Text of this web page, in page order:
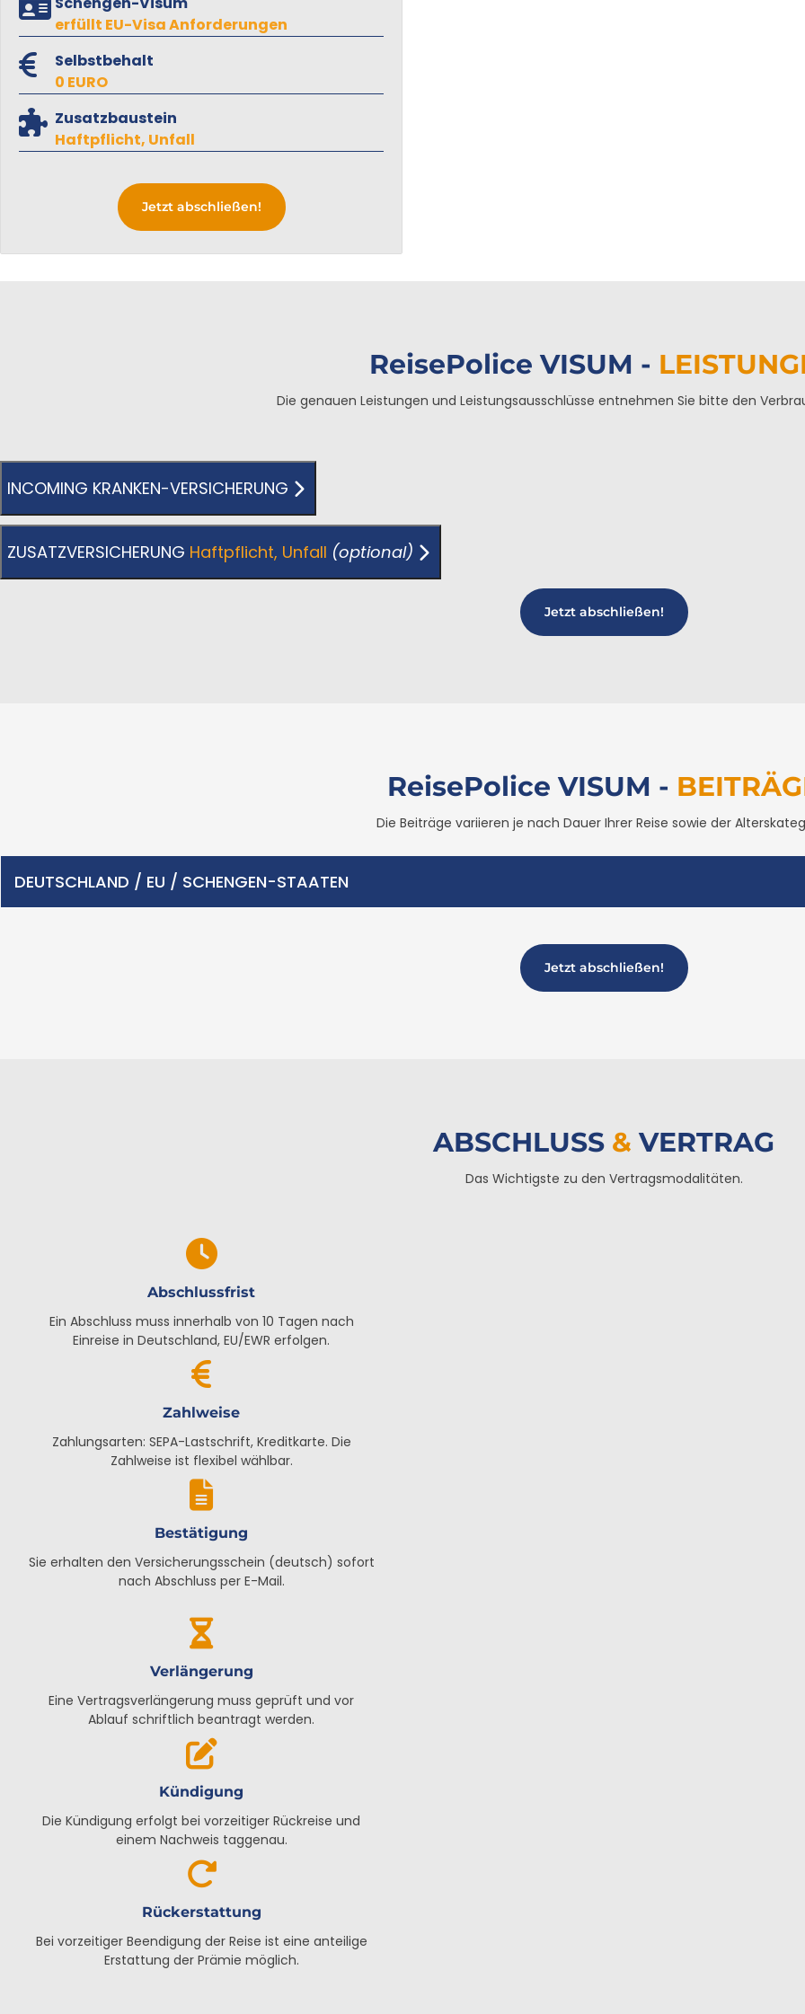
erfüllt EU-Visa Anforderungen
Selbstbehalt
0 EURO
Zusatzbaustein
Haftpflicht, Unfall
Jetzt abschließen!
ReisePolice VISUM -
Die genauen Leistungen und Leistungsausschlüsse entnehmen Sie bitte den
INCOMING KRANKEN-VERSICHERUNG
ZUSATZVERSICHERUNG Haftpflicht, Unfall (optional)
Jetzt abschließen!
ReisePolice VISUM -
Die Beiträge variieren je nach Dauer Ihrer Reise sowie der
DEUTSCHLAND / EU / SCHENGEN-STAATEN
Jetzt abschließen!
ABSCHLUSS & VERTRAG
Das Wichtigste zu den Vertragsmodalitäten.
Abschlussfrist
Ein Abschluss muss innerhalb von 10 Tagen nach
Einreise in Deutschland, EU/EWR erfolgen.
Zahlweise
Zahlungsarten: SEPA-Lastschrift, Kreditkarte. Die
Zahlweise ist flexibel wählbar.
Bestätigung
Sie erhalten den Versicherungsschein (deutsch) sofort
nach Abschluss per E-Mail.
Verlängerung
Eine Vertragsverlängerung muss geprüft und vor
Ablauf schriftlich beantragt werden.
Kündigung
Die Kündigung erfolgt bei vorzeitiger Rückreise und
einem Nachweis taggenau.
Rückerstattung
Bei vorzeitiger Beendigung der Reise ist eine anteilige
Erstattung der Prämie möglich.